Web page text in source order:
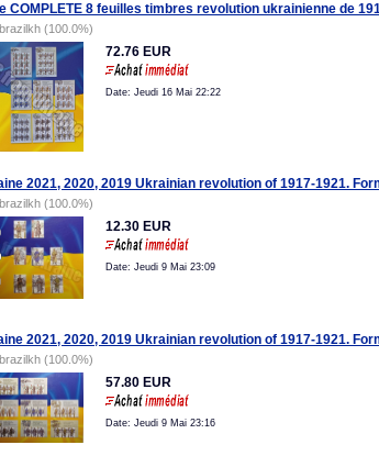
COMPLETE 8 feuilles timbres revolution ukrainienne de
brazilkh (100.0%)
72.76 EUR
Date: Jeudi 16 Mai 22:22
2021, 2020, 2019 Ukrainian revolution of 1917-1921.
brazilkh (100.0%)
12.30 EUR
Date: Jeudi 9 Mai 23:09
2021, 2020, 2019 Ukrainian revolution of 1917-1921.
brazilkh (100.0%)
57.80 EUR
Date: Jeudi 9 Mai 23:16